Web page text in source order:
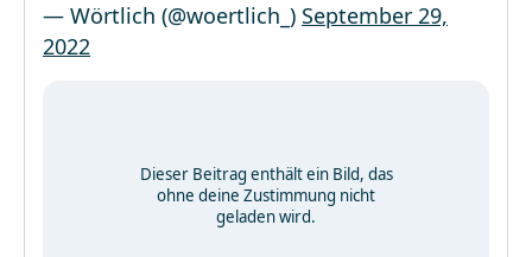
— Wörtlich (@woertlich_) September 29,
2022
Dieser Beitrag enthält ein Bild, das
ohne deine Zustimmung nicht
geladen wird.